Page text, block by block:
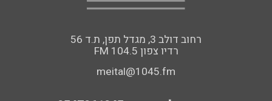
רחוב דולב 3, מגדל תפן, ת.ד 56
FM רדיו צפון 104.5
meital@1045.fm